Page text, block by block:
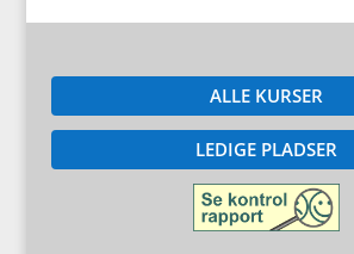
ALLE KURSER
LEDIGE PLADSER